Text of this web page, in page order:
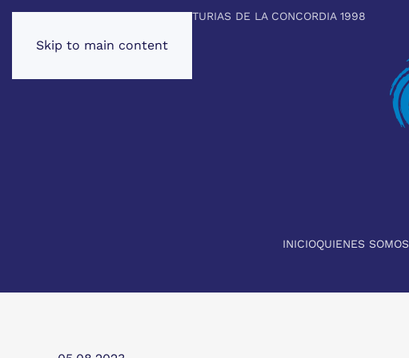
Skip to main content
PREMIO PRINCIPE DE ASTURIAS DE LA CONCORDIA 1998
INICIOQUIENES SOMOS